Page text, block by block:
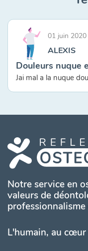
01 juin 2020
ALEXIS
Douleurs nuque
Jai mal a la nuque
Notre service en
valeurs de
L'humain, au